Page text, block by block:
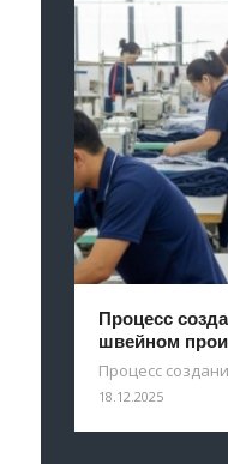
Процесс
швейном
Процесс
18.12.2025